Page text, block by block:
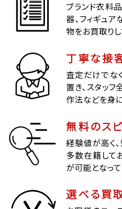
ブランド衣料
器、フィギュ
物をお買取りし
丁寧な接
査定だけでな
置き、スタッ
作法などを身
無料のス
経験値が高く
多数在籍して
が可能となって
選べる買